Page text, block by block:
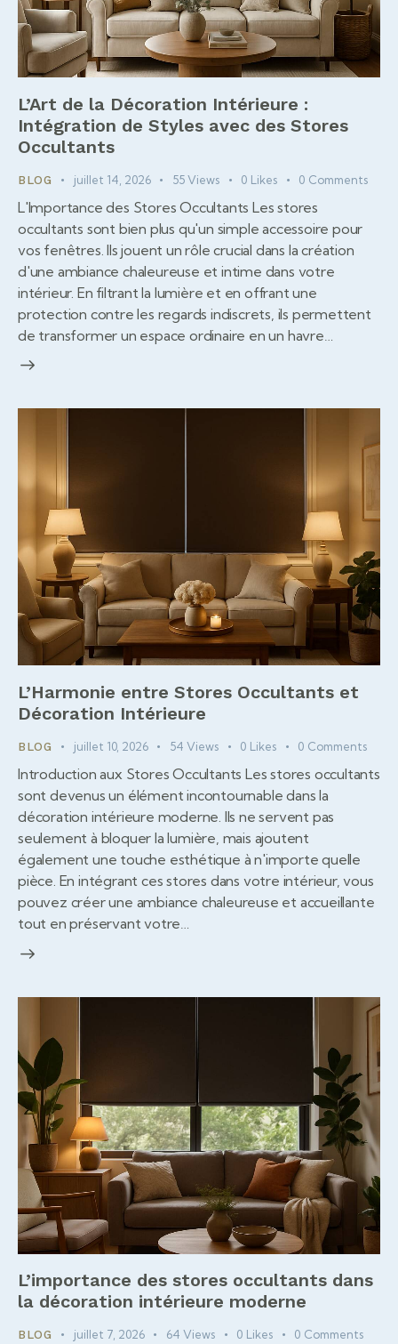
L’Art de la Décoration Intérieure :
Intégration de Styles avec des Stores
Occultants
BLOG juillet 14, 2026 55 Views 0 Likes 0 Comments
L'Importance des Stores Occultants Les stores
occultants sont bien plus qu'un simple accessoire pour
vos fenêtres. Ils jouent un rôle crucial dans la création
d'une ambiance chaleureuse et intime dans votre
intérieur. En filtrant la lumière et en offrant une
protection contre les regards indiscrets, ils permettent
de transformer un espace ordinaire en un havre…
L’Harmonie entre Stores Occultants et
Décoration Intérieure
BLOG juillet 10, 2026 54 Views 0 Likes 0 Comments
Introduction aux Stores Occultants Les stores occultants
sont devenus un élément incontournable dans la
décoration intérieure moderne. Ils ne servent pas
seulement à bloquer la lumière, mais ajoutent
également une touche esthétique à n'importe quelle
pièce. En intégrant ces stores dans votre intérieur, vous
pouvez créer une ambiance chaleureuse et accueillante
tout en préservant votre…
L’importance des stores occultants dans
la décoration intérieure moderne
BLOG juillet 7, 2026 64 Views 0 Likes 0 Comments